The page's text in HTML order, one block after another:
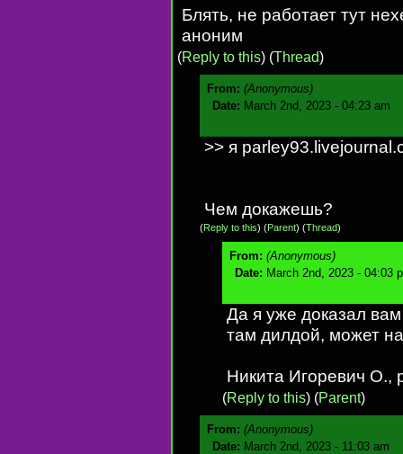
Блять, не работает тут
аноним
(Reply to this) (Thread)
From: (Anonymous)
Date: March 2nd, 2023 - 04:23 am
>> я
Чем докажешь?
(Reply to this) (Parent) (Thread)
From: (Anonymous)
Date: March 2nd, 2023 - 04:03
Да я уже доказал
там дилдой, может
Никита Игоревич О.,
(Reply to this) (Parent)
From: (Anonymous)
Date: March 2nd, 2023 - 11:03 am